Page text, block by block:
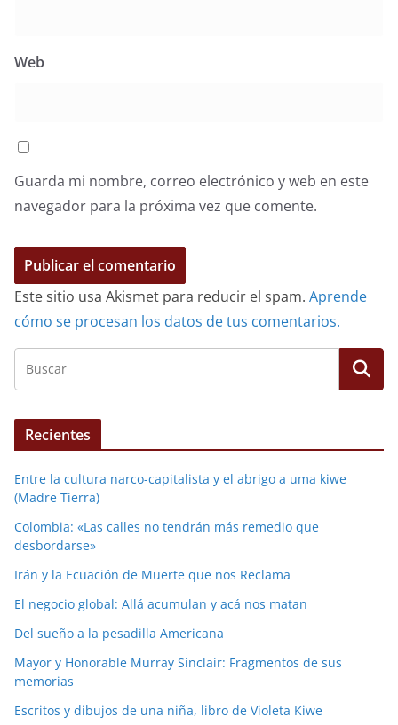
Web
Guarda mi nombre, correo electrónico y web en este
navegador para la próxima vez que comente.
Este sitio usa Akismet para reducir el spam. Aprende
cómo se procesan los datos de tus comentarios.
Recientes
Entre la cultura narco-capitalista y el abrigo a uma kiwe
(Madre Tierra)
Colombia: «Las calles no tendrán más remedio que
desbordarse»
Irán y la Ecuación de Muerte que nos Reclama
El negocio global: Allá acumulan y acá nos matan
Del sueño a la pesadilla Americana
Mayor y Honorable Murray Sinclair: Fragmentos de sus
memorias
Escritos y dibujos de una niña, libro de Violeta Kiwe